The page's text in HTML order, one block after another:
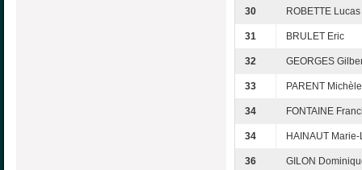
30 ROBETTE Lucas
31 BRULET Eric
32 GEORGES
33 PARENT Michèle
34 FONTAINE
34 HAINAUT
36 GILON